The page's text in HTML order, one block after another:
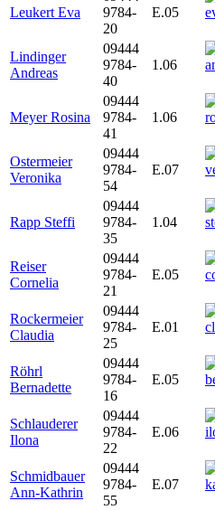
Leukert Eva
9784-
20
E.05
Lindinger
Andreas
09444
9784-
40
1.06
Meyer Rosina
09444
9784-
41
1.06
Ostermeier
Veronika
09444
9784-
54
E.07
Rapp Steffi
09444
9784-
35
1.04
Reiser
Cornelia
09444
9784-
21
E.05
Rockermeier
Claudia
09444
9784-
25
E.01
Röhrl
Bernadette
09444
9784-
16
E.05
Schlauderer
Ilona
09444
9784-
22
E.06
Schmidbauer
Ann-Kathrin
09444
9784-
55
E.07